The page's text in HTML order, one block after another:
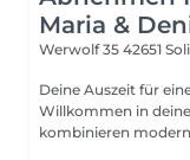
Maria &
Werwolf 35 42651
Deine Auszeit für
Willkommen in
kombinieren